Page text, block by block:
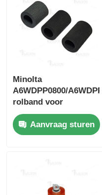
Scherpe chip
Drum & Fuser Unit
Tonercartridge
Minolta
A6WDPP0800/
rolband voor
papiervoeding
Aanvraag sturen